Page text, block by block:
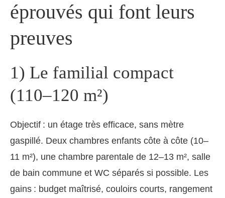
éprouvés qui font leurs
preuves
1) Le familial compact
(110–120 m²)
Objectif : un étage très efficace, sans mètre
gaspillé. Deux chambres enfants côte à côte (10–
11 m²), une chambre parentale de 12–13 m², salle
de bain commune et WC séparés si possible. Les
gains : budget maîtrisé, couloirs courts, rangement